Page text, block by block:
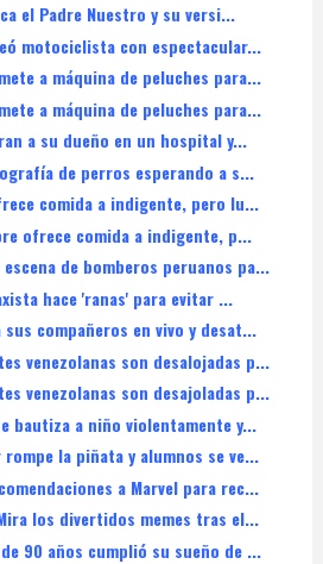
el Padre Nuestro y su versi...
motociclista con espectacular...
a máquina de peluches para...
a máquina de peluches para...
a su dueño en un hospital y...
de perros esperando a s...
comida a indigente, pero lu...
ofrece comida a indigente, p...
de bomberos peruanos pa...
hace 'ranas' para evitar ...
sus compañeros en vivo y desat...
venezolanas son desalojadas p...
venezolanas son desajoladas p...
bautiza a niño violentamente y...
la piñata y alumnos se ve...
a Marvel para rec...
los divertidos memes tras el...
90 años cumplió su sueño de ...